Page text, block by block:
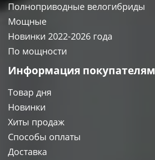
Полноприводные велогибриды
Мощные
Новинки 2022-2026 года
По мощности
Информация покупателям
Товар дня
Новинки
Хиты продаж
Способы оплаты
Доставка